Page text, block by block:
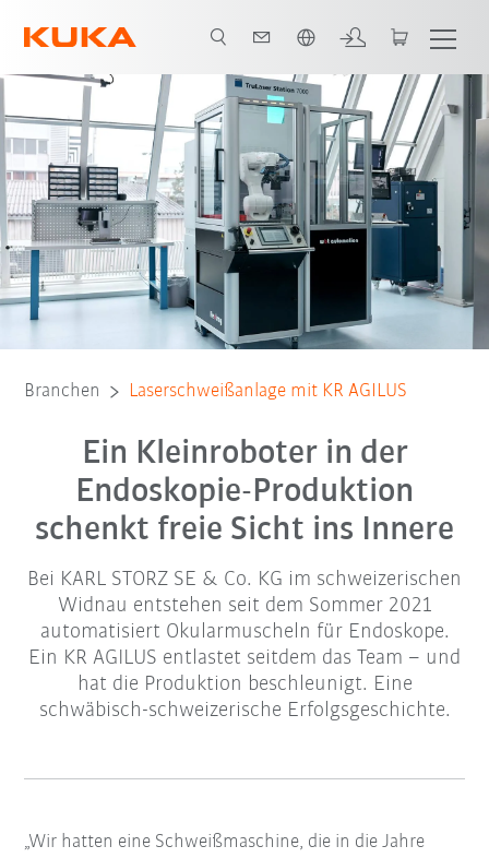
Alle System Partner
Branchen Laserschweißanlage mit KR AGILUS
Ein Kleinroboter in der
Endoskopie-Produktion
schenkt freie Sicht ins Innere
Bei KARL STORZ SE & Co. KG im schweizerischen
Widnau entstehen seit dem Sommer 2021
automatisiert Okularmuscheln für Endoskope.
Ein KR AGILUS entlastet seitdem das Team – und
hat die Produktion beschleunigt. Eine
schwäbisch-schweizerische Erfolgsgeschichte.
„Wir hatten eine Schweißmaschine, die in die Jahre